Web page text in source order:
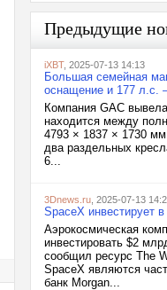
Предыдущие
iXBT, 2025-07-13 14:13
Большая семейная
оснащение и 177 л.с.
Компания GAC
находится между
4793 × 1837 × 1730
два раздельных
6...
3Dnews.ru , 2025-07-13
SpaceX инвестирует
Аэрокосмическая
инвестировать $2
сообщил ресурс The
SpaceX являются
банк Morgan...